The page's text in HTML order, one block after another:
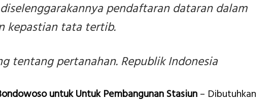
pendaftaran dataran dalam
kepastian tata tertib.
tentang pertanahan. Republik Indonesia
untuk Untuk Pembangunan Stasiun – Dibutuhkan